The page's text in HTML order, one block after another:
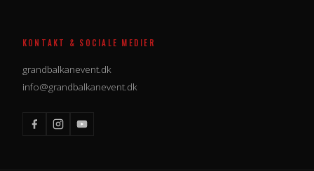
KONTAKT & SOCIALE MEDIER
grandbalkanevent.dk
info@grandbalkanevent.dk